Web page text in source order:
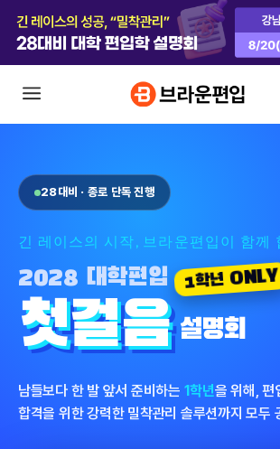
28대비 · 종로 단독 진행
긴 레이스의 시작, 브라운편입이 함께
2028 대학편입 1학년 ONLY
첫걸음 설명회
남들보다 한 발 앞서 준비하는 1학년을 위해, 편
합격을 위한 강력한 밀착관리 솔루션까지 모두